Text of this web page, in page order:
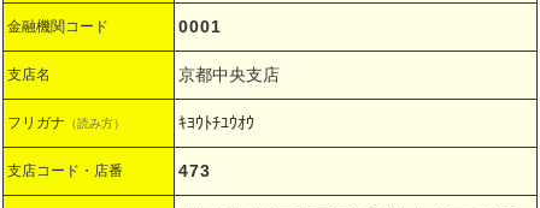
金融機関コード 0001
支店名 京都中央支店
フリガナ （読み方） ｷﾖｳﾄﾁﾕｳｵｳ
支店コード・店番 473